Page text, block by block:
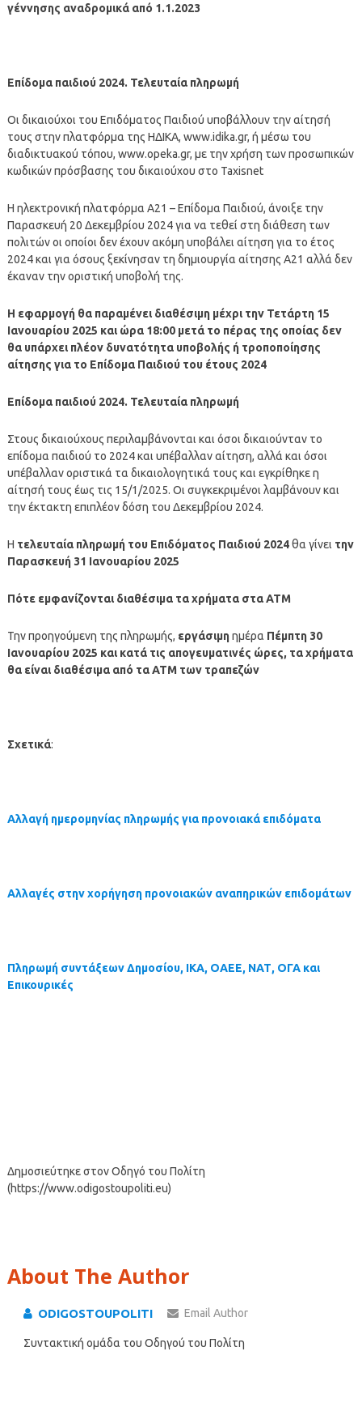
γέννησης αναδρομικά από 1.1.2023
Επίδομα παιδιού 2024. Τελευταία πληρωμή
Οι δικαιούχοι του Επιδόματος Παιδιού υποβάλλουν την αίτησή
τους στην πλατφόρμα της ΗΔΙΚΑ, www.idika.gr, ή μέσω του
διαδικτυακού τόπου, www.opeka.gr, με την χρήση των προσωπικών
κωδικών πρόσβασης του δικαιούχου στο Taxisnet
Η ηλεκτρονική πλατφόρμα Α21 – Επίδομα Παιδιού, άνοιξε την
Παρασκευή 20 Δεκεμβρίου 2024 για να τεθεί στη διάθεση των
πολιτών οι οποίοι δεν έχουν ακόμη υποβάλει αίτηση για το έτος
2024 και για όσους ξεκίνησαν τη δημιουργία αίτησης Α21 αλλά δεν
έκαναν την οριστική υποβολή της.
Η εφαρμογή θα παραμένει διαθέσιμη μέχρι την Τετάρτη 15
Ιανουαρίου 2025 και ώρα 18:00 μετά το πέρας της οποίας δεν
θα υπάρχει πλέον δυνατότητα υποβολής ή τροποποίησης
αίτησης για το Επίδομα Παιδιού του έτους 2024
Επίδομα παιδιού 2024. Τελευταία πληρωμή
Στους δικαιούχους περιλαμβάνονται και όσοι δικαιούνταν το
επίδομα παιδιού το 2024 και υπέβαλλαν αίτηση, αλλά και όσοι
υπέβαλλαν οριστικά τα δικαιολογητικά τους και εγκρίθηκε η
αίτησή τους έως τις 15/1/2025. Οι συγκεκριμένοι λαμβάνουν και
την έκτακτη επιπλέον δόση του Δεκεμβρίου 2024.
Η τελευταία πληρωμή του Επιδόματος Παιδιού 2024θα γίνει την
Παρασκευή 31 Ιανουαρίου 2025
Πότε εμφανίζονται διαθέσιμα τα χρήματα στα ΑΤΜ
Την προηγούμενη της πληρωμής, εργάσιμηημέρα Πέμπτη 30
Ιανουαρίου 2025 και κατά τις απογευματινές ώρες, τα χρήματα
θα είναι διαθέσιμα από τα ΑΤΜ των τραπεζών
Σχετικά:
Αλλαγή ημερομηνίας πληρωμής για προνοιακά επιδόματα
Αλλαγές στην χορήγηση προνοιακών αναπηρικών επιδομάτων
Πληρωμή συντάξεων Δημοσίου, ΙΚΑ, ΟΑΕΕ, ΝΑΤ, ΟΓΑ και
Επικουρικές
Δημοσιεύτηκε στον Οδηγό του Πολίτη
(https://www.odigostoupoliti.eu)
About The Author
ODIGOSTOUPOLITI Email Author
Συντακτική ομάδα του Οδηγού του Πολίτη